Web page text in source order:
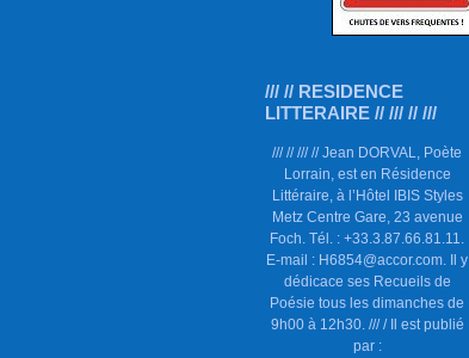
/// // RESIDENCE
LITTERAIRE // /// // ///
/// // /// // Jean DORVAL, Poète
Lorrain, est en Résidence
Littéraire, à l’Hôtel IBIS Styles
Metz Centre Gare, 23 avenue
Foch. Tél. : +33.3.87.66.81.11.
E-mail : H6854@accor.com. Il y
dédicace ses Recueils de
Poésie tous les dimanches de
9h00 à 12h30. /// / Il est publié
par :